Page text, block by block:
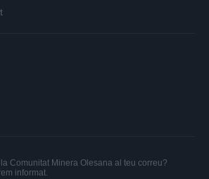
Comunitat Minera Olesana al teu correu?
informat.